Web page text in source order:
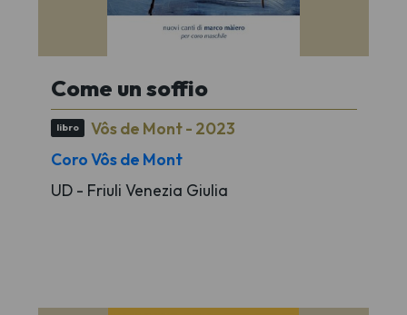
Come un soffio
libro
Vôs de Mont - 2023
Coro Vôs de Mont
UD - Friuli Venezia Giulia